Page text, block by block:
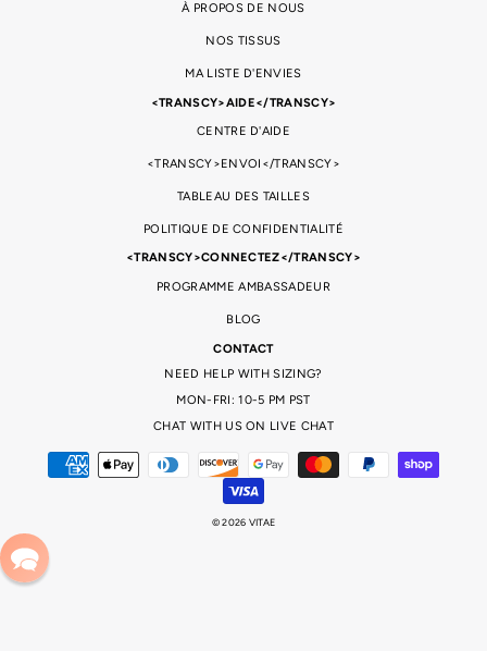
À PROPOS DE NOUS
NOS TISSUS
MA LISTE D'ENVIES
<TRANSCY>AIDE</TRANSCY>
CENTRE D'AIDE
<TRANSCY>ENVOI</TRANSCY>
TABLEAU DES TAILLES
POLITIQUE DE CONFIDENTIALITÉ
<TRANSCY>CONNECTEZ</TRANSCY>
PROGRAMME AMBASSADEUR
BLOG
CONTACT
NEED HELP WITH SIZING?
MON-FRI: 10-5 PM PST
CHAT WITH US ON LIVE CHAT
© 2026 VITAE